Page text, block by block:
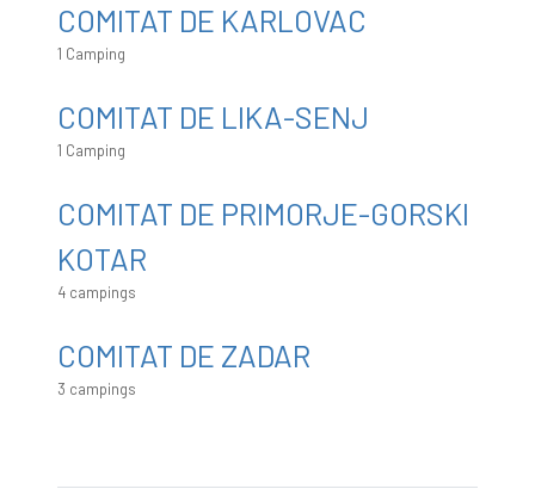
COMITAT DE KARLOVAC
1 Camping
COMITAT DE LIKA-SENJ
1 Camping
COMITAT DE PRIMORJE-GORSKI
KOTAR
4 campings
COMITAT DE ZADAR
3 campings